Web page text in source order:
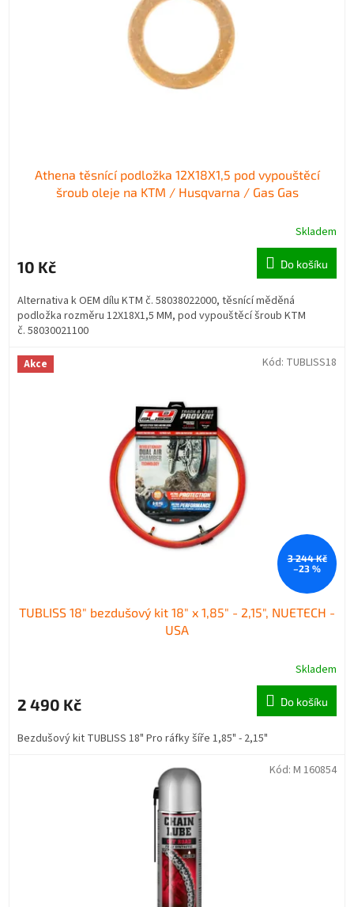
Athena těsnící podložka 12X18X1,5 pod vypouštěcí
šroub oleje na KTM / Husqvarna / Gas Gas
Skladem
10 Kč Do košíku
Alternativa k OEM dílu KTM č. 58038022000, těsnící měděná
podložka rozměru 12X18X1,5 MM, pod vypouštěcí šroub KTM
č. 58030021100
Akce
3 244 Kč
–23 %
TUBLISS 18" bezdušový kit 18" x 1,85" - 2,15", NUETECH -
USA
Skladem
2 490 Kč Do košíku
Bezdušový kit TUBLISS 18" Pro ráfky šíře 1,85" - 2,15"
Kód: TUBLISS18
Kód: M 160854